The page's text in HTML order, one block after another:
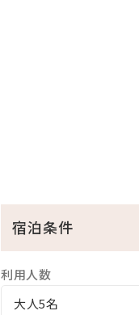
ここからも美しい海を
宿泊条件
利用人数
大人5名